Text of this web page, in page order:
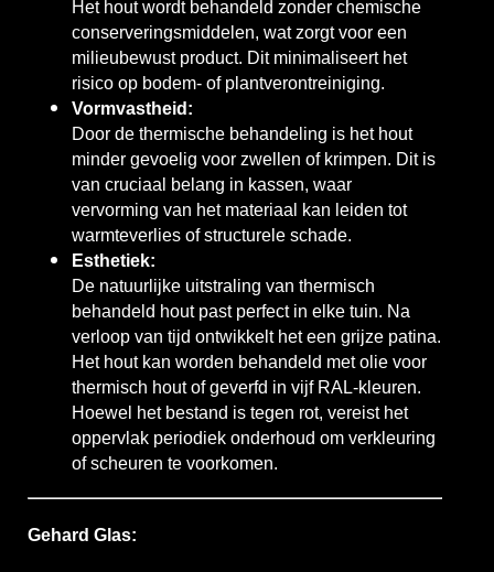
Het hout wordt behandeld zonder chemische
conserveringsmiddelen, wat zorgt voor een
milieubewust product. Dit minimaliseert het
risico op bodem- of plantverontreiniging.
Vormvastheid:
Door de thermische behandeling is het hout
minder gevoelig voor zwellen of krimpen. Dit is
van cruciaal belang in kassen, waar
vervorming van het materiaal kan leiden tot
warmteverlies of structurele schade.
Esthetiek:
De natuurlijke uitstraling van thermisch
behandeld hout past perfect in elke tuin. Na
verloop van tijd ontwikkelt het een grijze patina.
Het hout kan worden behandeld met olie voor
thermisch hout of geverfd in vijf RAL-kleuren.
Hoewel het bestand is tegen rot, vereist het
oppervlak periodiek onderhoud om verkleuring
of scheuren te voorkomen.
Gehard Glas: